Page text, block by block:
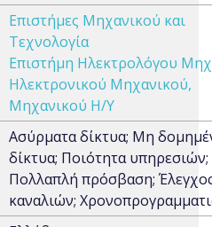
Επιστήμες Μηχανικού και
Τεχνολογία
Επιστήμη Ηλεκτρολόγου
Ηλεκτρονικού Μηχανικού,
Μηχανικού Η/Υ
Ασύρματα δίκτυα; Μη
δίκτυα; Ποιότητα υπηρεσιών;
Πολλαπλή πρόσβαση;
καναλιών;